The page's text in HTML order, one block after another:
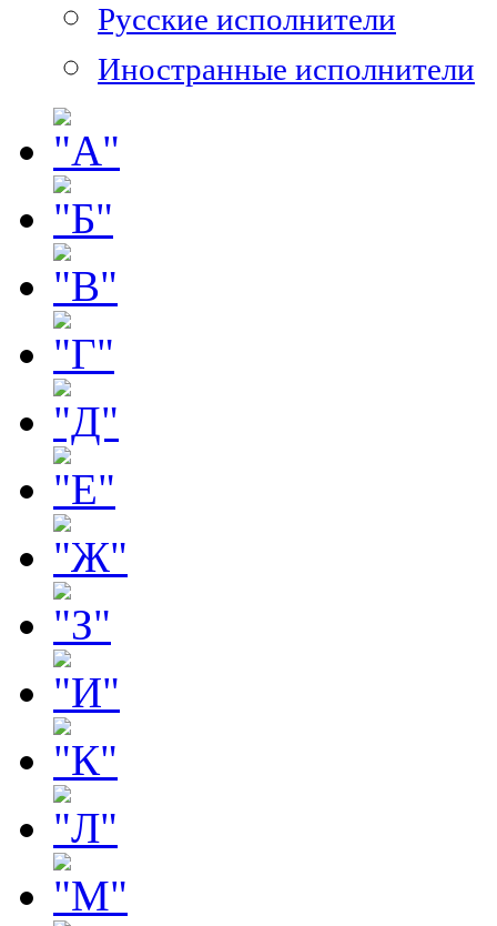
Русские исполнители
Иностранные исполнители